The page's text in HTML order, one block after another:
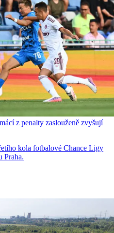
z penalty zaslouženě zvyšují
kola fotbalové Chance Ligy
Praha.